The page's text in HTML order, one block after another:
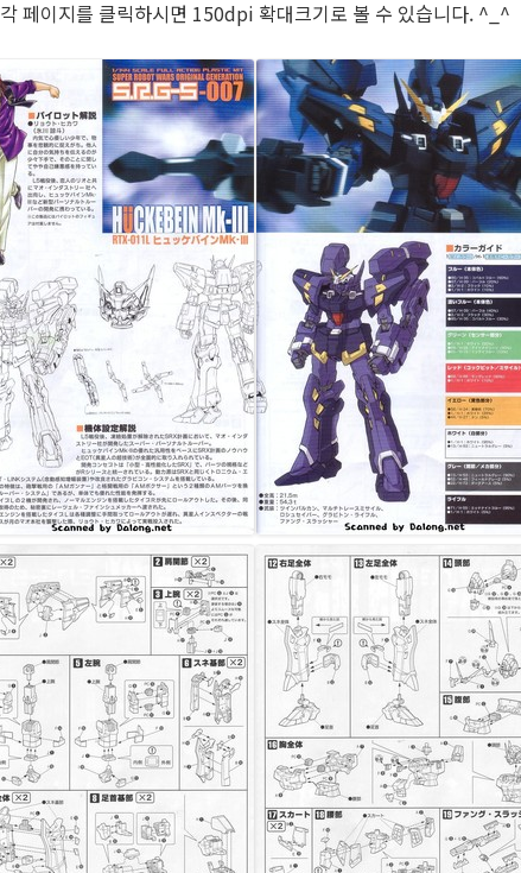
각 페이지를 클릭하시면 150dpi 확대크기로 볼 수 있습니다. ^_^